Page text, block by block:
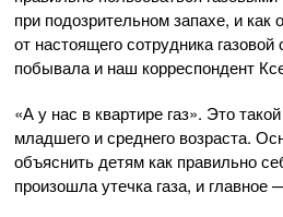
при подозрительном запахе, и как
от настоящего сотрудника
побывала и наш корреспондент
«А у нас в квартире газ». Это
младшего и среднего возраста.
объяснить детям как правильно
произошла утечка газа, и главное